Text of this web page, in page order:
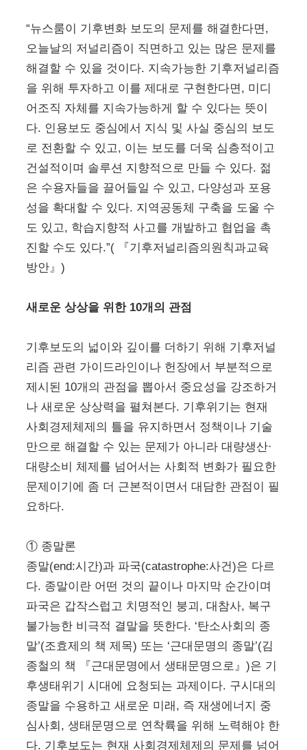
“뉴스룸이 기후변화 보도의 문제를 해결한다면,
오늘날의 저널리즘이 직면하고 있는 많은 문제를
해결할 수 있을 것이다. 지속가능한 기후저널리즘
을 위해 투자하고 이를 제대로 구현한다면, 미디
어조직 자체를 지속가능하게 할 수 있다는 뜻이
다. 인용보도 중심에서 지식 및 사실 중심의 보도
로 전환할 수 있고, 이는 보도를 더욱 심층적이고
건설적이며 솔루션 지향적으로 만들 수 있다. 젊
은 수용자들을 끌어들일 수 있고, 다양성과 포용
성을 확대할 수 있다. 지역공동체 구축을 도울 수
도 있고, 학습지향적 사고를 개발하고 협업을 촉
진할 수도 있다.”( 『기후저널리즘의원칙과교육
방안』)
새로운 상상을 위한 10개의 관점
기후보도의 넓이와 깊이를 더하기 위해 기후저널
리즘 관련 가이드라인이나 헌장에서 부분적으로
제시된 10개의 관점을 뽑아서 중요성을 강조하거
나 새로운 상상력을 펼쳐본다. 기후위기는 현재
사회경제체제의 틀을 유지하면서 정책이나 기술
만으로 해결할 수 있는 문제가 아니라 대량생산·
대량소비 체제를 넘어서는 사회적 변화가 필요한
문제이기에 좀 더 근본적이면서 대담한 관점이 필
요하다.
① 종말론
종말(end:시간)과 파국(catastrophe:사건)은 다르
다. 종말이란 어떤 것의 끝이나 마지막 순간이며
파국은 갑작스럽고 치명적인 붕괴, 대참사, 복구
불가능한 비극적 결말을 뜻한다. ‘탄소사회의 종
말’(조효제의 책 제목) 또는 ‘근대문명의 종말’(김
종철의 책 『근대문명에서 생태문명으로』)은 기
후생태위기 시대에 요청되는 과제이다. 구시대의
종말을 수용하고 새로운 미래, 즉 재생에너지 중
심사회, 생태문명으로 연착륙을 위해 노력해야 한
다. 기후보도는 현재 사회경제체제의 문제를 넘어